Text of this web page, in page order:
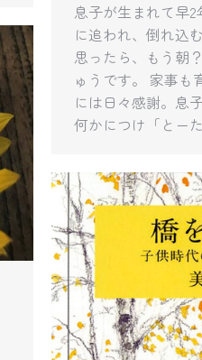
息子が生まれて早
に追われ、倒れ込
思ったら、もう朝
ゅうです。 家事も
には日々感謝。息
何かにつけ「とー